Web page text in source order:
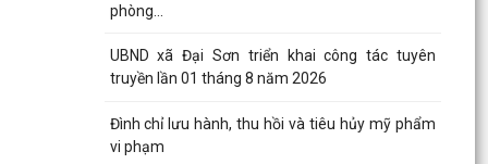
TẾ – NGƯỜI DÂN CẦN...
Đại Sơn tổ chức lấy mẫu hài cốt liệt sĩ chưa xác
định danh tính để giám định ADN
QUYẾT ĐỊNH Về việc ban hành Quy chế nội bộ về
phát ngôn và cung cấp thông tin cho báo chí